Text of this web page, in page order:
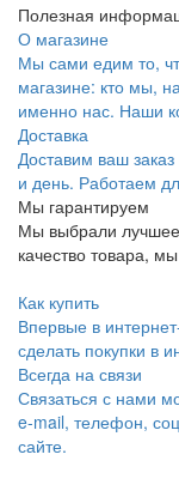
Полезная
О магазине
Мы сами едим то,
магазине: кто мы,
именно нас. Наши
Доставка
Доставим ваш
и день. Работаем
Мы гарантируем
Мы выбрали
качество товара,
Как купить
Впервые в
сделать покупки в
Всегда на связи
Связаться с нами
e-mail, телефон,
сайте.